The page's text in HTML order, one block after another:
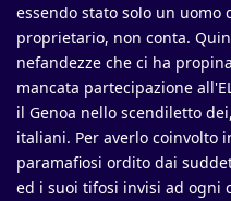
essendo stato solo un uomo
proprietario, non conta.
nefandezze che ci ha
mancata partecipazione
il Genoa nello scendiletto
italiani. Per averlo coinvolto
paramafiosi ordito dai
ed i suoi tifosi invisi ad ogni